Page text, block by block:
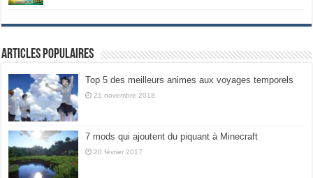
Articles populaires
Top 5 des meilleurs animes aux voyages temporels
21 novembre 2018
7 mods qui ajoutent du piquant à Minecraft
20 février 2017